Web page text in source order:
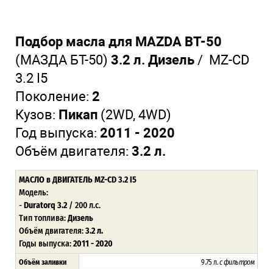
Подбор масла для MAZDA BT-50
(МАЗДА БТ-50) 3.2 л. Дизель / MZ-CD
3.2 I5
Поколение: 2
Кузов: Пикап (2WD, 4WD)
Год выпуска: 2011 - 2020
Объём двигателя: 3.2 л.
МАСЛО в ДВИГАТЕЛЬ MZ-CD 3.2 I5
Модель:
-Duratorq 3.2 / 200 л.с.
Тип топлива:Дизель
Объём двигателя:3.2 л.
Годы выпуска:2011 - 2020
Объём заливки 9.75 л.с фильтром